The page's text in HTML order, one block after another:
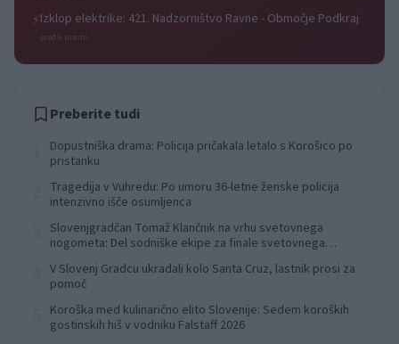
⚡Izklop elektrike: 421. Nadzorništvo Ravne - Območje Podkraj
pred 6 urami
Preberite tudi
Dopustniška drama: Policija pričakala letalo s Korošico po
pristanku
Tragedija v Vuhredu: Po umoru 36-letne ženske policija
intenzivno išče osumljenca
Slovenjgradčan Tomaž Klančnik na vrhu svetovnega
nogometa: Del sodniške ekipe za finale svetovnega
V Slovenj Gradcu ukradali kolo Santa Cruz, lastnik prosi za
pomoč
Koroška med kulinarično elito Slovenije: Sedem koroških
gostinskih hiš v vodniku Falstaff 2026